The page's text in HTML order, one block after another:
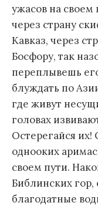
ужасов на своем
через страну
Кавказ, через
Босфору, так
переплывешь
блуждать по
где живут
головах
Остерегайся их!
однооких
своем пути.
Библинских гор,
благодатные